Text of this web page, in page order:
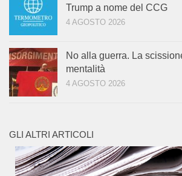
Trump a nome del CCG
4 AGOSTO 2026
No alla guerra. La
mentalità
4 AGOSTO 2026
GLI ALTRI ARTICOLI